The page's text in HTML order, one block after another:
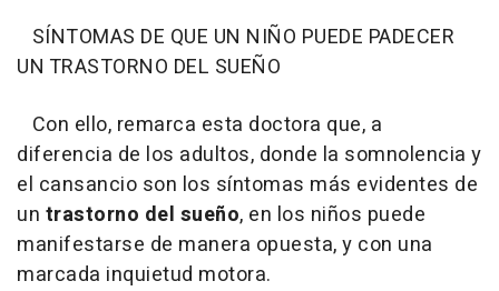
SÍNTOMAS DE QUE UN NIÑO PUEDE PADECER
UN TRASTORNO DEL SUEÑO
Con ello, remarca esta doctora que, a
diferencia de los adultos, donde la somnolencia y
el cansancio son los síntomas más evidentes de
un trastorno del sueño, en los niños puede
manifestarse de manera opuesta, y con una
marcada inquietud motora.